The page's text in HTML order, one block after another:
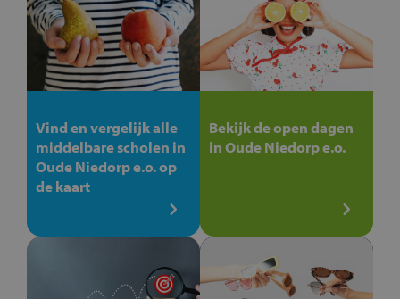
Vind en vergelijk alle
middelbare scholen in
Oude Niedorp e.o. op
de kaart
Bekijk de open dagen
in Oude Niedorp e.o.